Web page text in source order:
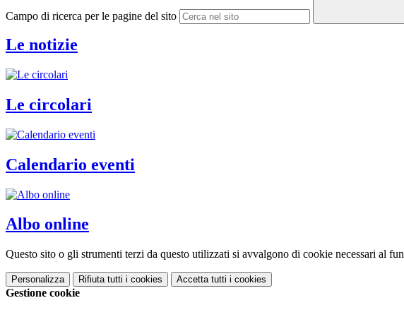
Campo di ricerca per le pagine del sito
Le notizie
Le circolari
Calendario eventi
Albo online
Questo sito o gli strumenti terzi da questo utilizzati si avvalgono di cookie necessari al
Personalizza Rifiuta tutti i cookies Accetta tutti i cookies
Gestione cookie